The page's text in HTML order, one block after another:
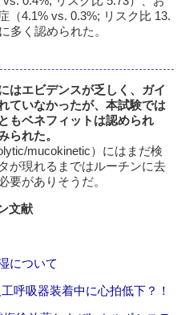
（4.1% vs. 0.3%; リスク比 13.
多く認められた。
はエビデンスが乏しく、ガイ
ていなかったが、本試験では
もベネフィットは認められ
られた。
mucokinetic）にはまだ検
が現れるまではルーチンに去
要がありそうだ。
文献
について
呼吸器装着中に心拍低下？！